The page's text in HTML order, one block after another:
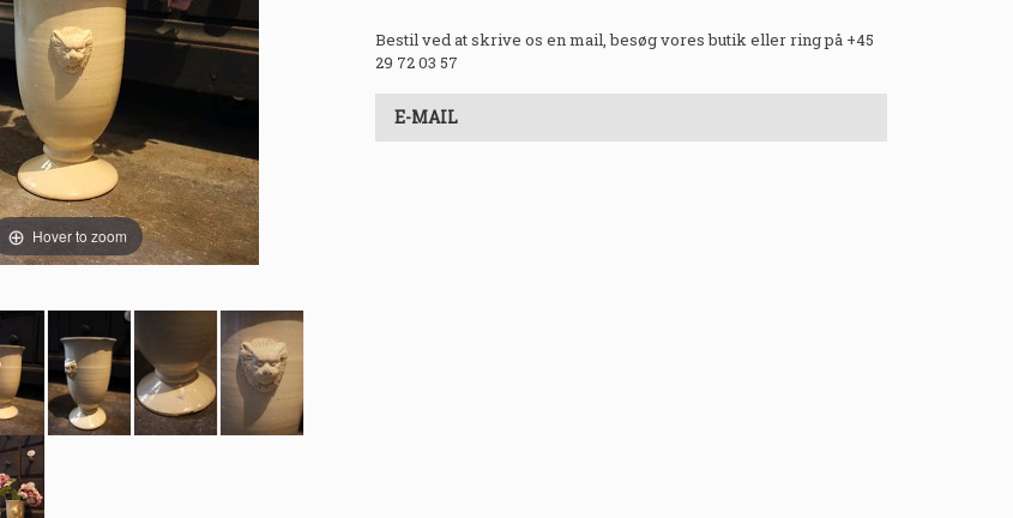
Hover to zoom
Bestil ved at skrive os en mail, besøg vores butik eller ring på +45
29 72 03 57
E-MAIL